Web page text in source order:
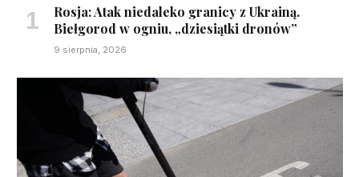
Rosja: Atak niedaleko granicy z Ukrainą.
Biełgorod w ogniu, „dziesiątki dronów”
9 sierpnia, 2026